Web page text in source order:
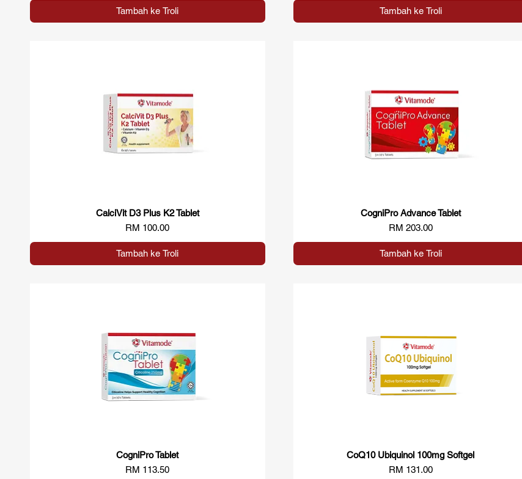
Tambah ke Troli Tambah ke Troli
Paparan Segera
CalciVit D3 Plus K2 Tablet
Harga
RM 100.00
Tambah ke Troli
Paparan Segera
CogniPro Advance Tablet
Harga
RM 203.00
Tambah ke Troli
Paparan Segera
CogniPro Tablet
Harga
RM 113.50
Paparan Segera
CoQ10 Ubiquinol 100mg Softgel
Harga
RM 131.00